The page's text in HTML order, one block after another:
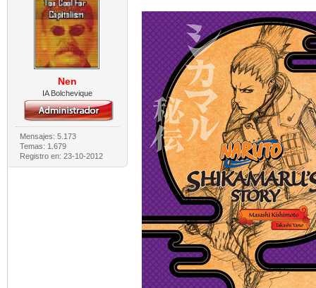
Nen
IA Bolchevique
Mensajes: 5.173
Temas: 1.679
Registro en: 23-10-2012